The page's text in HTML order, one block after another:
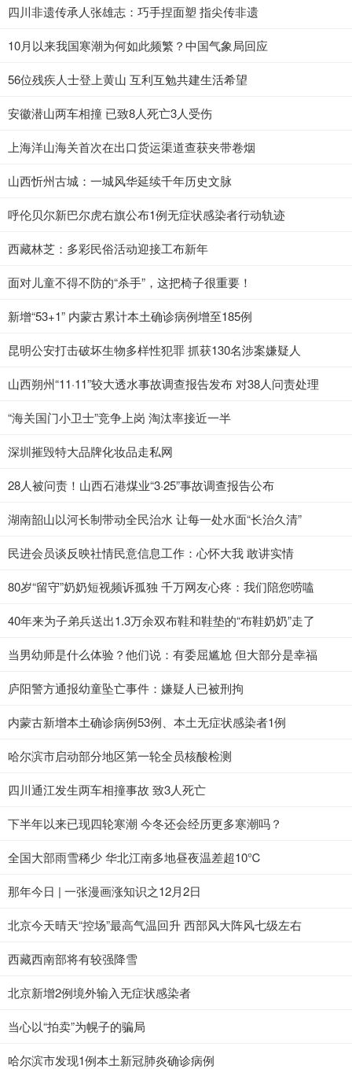
四川非遗传承人张雄志：巧手捏面塑 指尖传非遗
10月以来我国寒潮为何如此频繁？中国气象局回应
56位残疾人士登上黄山 互利互勉共建生活希望
安徽潜山两车相撞 已致8人死亡3人受伤
上海洋山海关首次在出口货运渠道查获夹带卷烟
山西忻州古城：一城风华延续千年历史文脉
呼伦贝尔新巴尔虎右旗公布1例无症状感染者行动轨迹
西藏林芝：多彩民俗活动迎接工布新年
面对儿童不得不防的“杀手”，这把椅子很重要！
新增“53+1” 内蒙古累计本土确诊病例增至185例
昆明公安打击破坏生物多样性犯罪 抓获130名涉案嫌疑人
山西朔州“11·11”较大透水事故调查报告发布 对38人问责处理
“海关国门小卫士”竞争上岗 淘汰率接近一半
深圳摧毁特大品牌化妆品走私网
28人被问责！山西石港煤业“3·25”事故调查报告公布
湖南韶山以河长制带动全民治水 让每一处水面“长治久清”
民进会员谈反映社情民意信息工作：心怀大我 敢讲实情
80岁“留守”奶奶短视频诉孤独 千万网友心疼：我们陪您唠嗑
40年来为子弟兵送出1.3万余双布鞋和鞋垫的“布鞋奶奶”走了
当男幼师是什么体验？他们说：有委屈尴尬 但大部分是幸福
庐阳警方通报幼童坠亡事件：嫌疑人已被刑拘
内蒙古新增本土确诊病例53例、本土无症状感染者1例
哈尔滨市启动部分地区第一轮全员核酸检测
四川通江发生两车相撞事故 致3人死亡
下半年以来已现四轮寒潮 今冬还会经历更多寒潮吗？
全国大部雨雪稀少 华北江南多地昼夜温差超10℃
那年今日 | 一张漫画涨知识之12月2日
北京今天晴天“控场”最高气温回升 西部风大阵风七级左右
西藏西南部将有较强降雪
北京新增2例境外输入无症状感染者
当心以“拍卖”为幌子的骗局
哈尔滨市发现1例本土新冠肺炎确诊病例